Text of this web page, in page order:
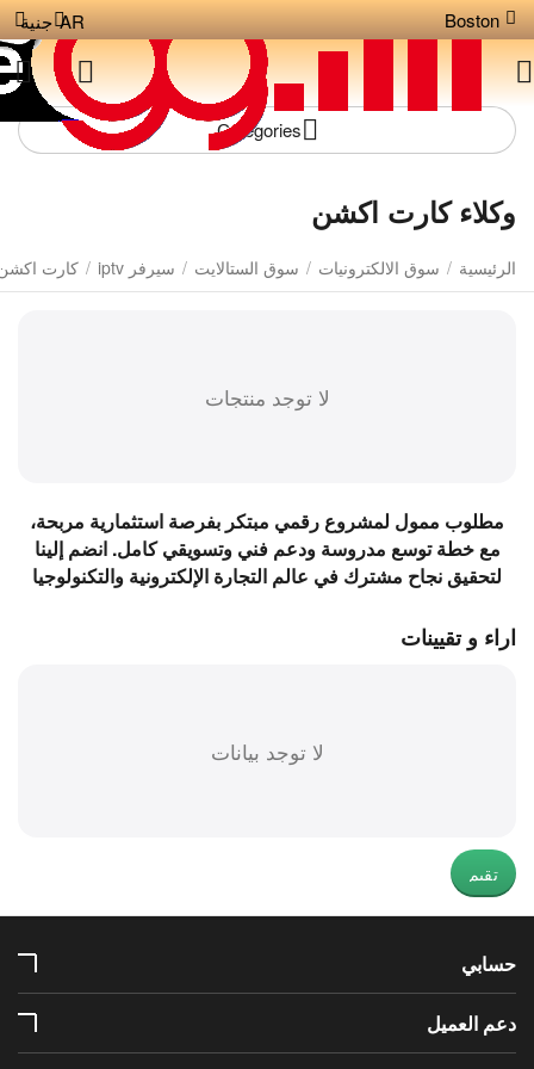
Boston جنية AR
Сategories
وكلاء كارت اكشن
الرئيسية / سوق الالكترونيات / سوق الستالايت / سيرفر iptv / كارت
لا توجد منتجات
مطلوب ممول لمشروع رقمي مبتكر بفرصة استثمارية مربحة،
مع خطة توسع مدروسة ودعم فني وتسويقي كامل. انضم إلينا
لتحقيق نجاح مشترك في عالم التجارة الإلكترونية والتكنولوجيا
اراء و تقيينات
لا توجد بيانات
تقيم
حسابي
دعم العميل